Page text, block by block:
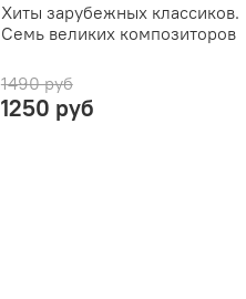
Хиты зарубежных классиков.
Семь великих композиторов
1490 руб
1250 руб